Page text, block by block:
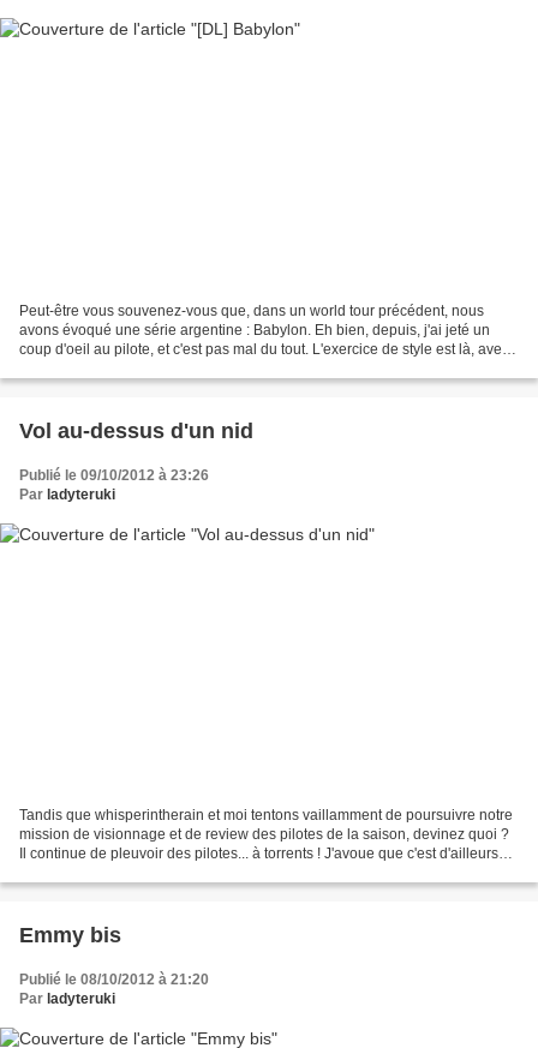
Peut-être vous souvenez-vous que, dans un world tour précédent, nous
avons évoqué une série argentine : Babylon. Eh bien, depuis, j'ai jeté un
coup d'oeil au pilote, et c'est pas mal du tout. L'exercice de style est là, avec
Vol au-dessus d'un nid
Publié le 09/10/2012 à 23:26
Par ladyteruki
Tandis que whisperintherain et moi tentons vaillamment de poursuivre notre
mission de visionnage et de review des pilotes de la saison, devinez quoi ?
Il continue de pleuvoir des pilotes... à torrents ! J'avoue que c'est d'ailleurs
Emmy bis
Publié le 08/10/2012 à 21:20
Par ladyteruki